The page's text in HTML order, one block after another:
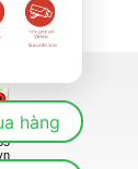
hàng